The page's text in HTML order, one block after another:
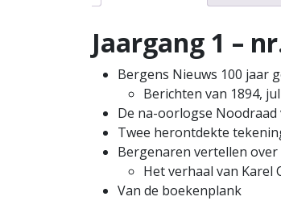
Jaargang 1 –
Bergens Nieuws 100 jaar
Berichten van 1894,
De na-oorlogse Noodraad
Twee herontdekte
Bergenaren vertellen
Het verhaal van Karel
Van de boekenplank